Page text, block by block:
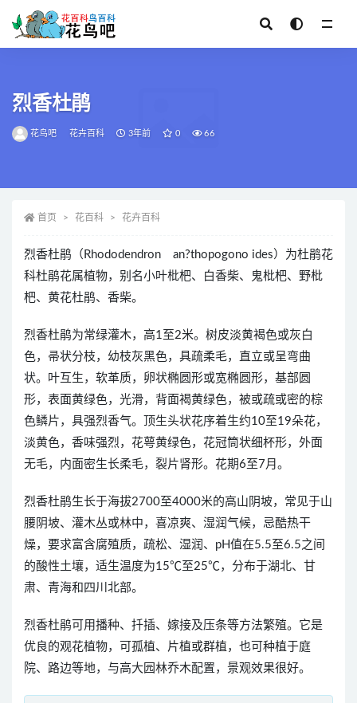
烈香杜鹃
花鸟吧 花卉百科 3年前 0 66
首页 花百科 花卉百科
烈香杜鹃（Rhododendron an?thopogono ides）为杜鹃花
科杜鹃花属植物，别名小叶枇杷、白香柴、鬼枇杷、野枇
杷、黄花杜鹃、香柴。
烈香杜鹃为常绿灌木，高1至2米。树皮淡黄褐色或灰白
色，帚状分枝，幼枝灰黑色，具疏柔毛，直立或呈弯曲
状。叶互生，软革质，卵状椭圆形或宽椭圆形，基部圆
形，表面黄绿色，光滑，背面褐黄绿色，被或疏或密的棕
色鳞片，具强烈香气。顶生头状花序着生约10至19朵花，
淡黄色，香味强烈，花萼黄绿色，花冠筒状细杯形，外面
无毛，内面密生长柔毛，裂片肾形。花期6至7月。
烈香杜鹃生长于海拔2700至4000米的高山阴坡，常见于山
腰阴坡、灌木丛或林中，喜凉爽、湿润气候，忌酷热干
燥，要求富含腐殖质，疏松、湿润、pH值在5.5至6.5之间
的酸性土壤，适生温度为15℃至25℃，分布于湖北、甘
肃、青海和四川北部。
烈香杜鹃可用播种、扦插、嫁接及压条等方法繁殖。它是
优良的观花植物，可孤植、片植或群植，也可种植于庭
院、路边等地，与高大园林乔木配置，景观效果很好。